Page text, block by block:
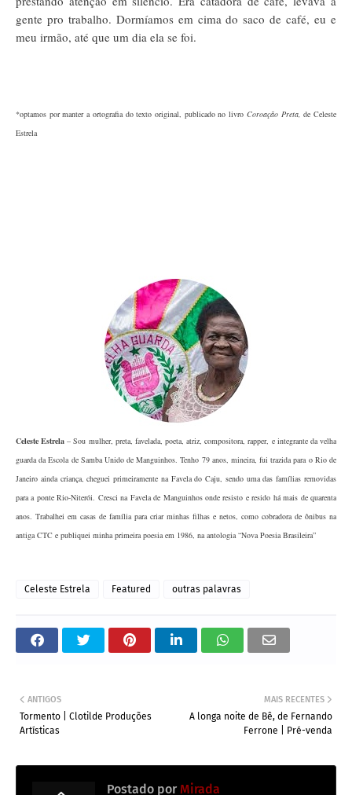
gente pro trabalho. Dormíamos em cima do saco de café, eu e
meu irmão, até que um dia ela se foi.
*optamos por manter a ortografia do texto original, publicado no livro Coroação Preta, de Celeste
Estrela
Celeste Estrela – Sou mulher, preta, favelada, poeta, atriz, compositora, rapper, e integrante da velha
guarda da Escola de Samba Unido de Manguinhos. Tenho 79 anos, mineira, fui trazida para o Rio de
Janeiro ainda criança, cheguei primeiramente na Favela do Caju, sendo uma das famílias removidas
para a ponte Rio-Niterói. Cresci na Favela de Manguinhos onde resisto e resido há mais de quarenta
anos. Trabalhei em casas de família para criar minhas filhas e netos, como cobradora de ônibus na
antiga CTC e publiquei minha primeira poesia em 1986, na antologia “Nova Poesia Brasileira”
Celeste Estrela Featured outras palavras
MAIS RECENTES
A longa noite de Bê, de Fernando
Ferrone | Pré-venda
ANTIGOS
Tormento | Clotilde Produções
Artísticas
Postado por Mirada